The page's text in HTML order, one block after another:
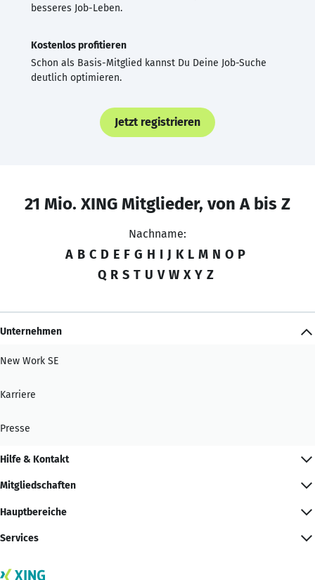
besseres Job-Leben.
Kostenlos profitieren
Schon als Basis-Mitglied kannst Du Deine Job-Suche
deutlich optimieren.
Jetzt registrieren
21 Mio. XING Mitglieder, von A bis Z
Nachname:
A B C D E F G H I J K L M N O P
Q R S T U V W X Y Z
Unternehmen
New Work SE
Karriere
Presse
Hilfe & Kontakt
Mitgliedschaften
Hauptbereiche
Services